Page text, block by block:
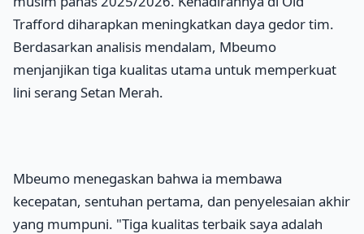
Trafford diharapkan meningkatkan daya gedor tim.
Berdasarkan analisis mendalam, Mbeumo
menjanjikan tiga kualitas utama untuk memperkuat
lini serang Setan Merah.
Mbeumo menegaskan bahwa ia membawa
kecepatan, sentuhan pertama, dan penyelesaian akhir
yang mumpuni. "Tiga kualitas terbaik saya adalah